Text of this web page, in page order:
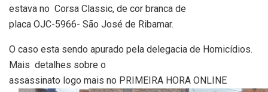
estava no Corsa Classic, de cor branca de
placa OJC-5966- São José de Ribamar.
O caso esta sendo apurado pela delegacia de Homicídios.
Mais detalhes sobre o
assassinato logo mais no PRIMEIRA HORA ONLINE